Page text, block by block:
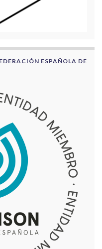
ESPAÑOLA DE